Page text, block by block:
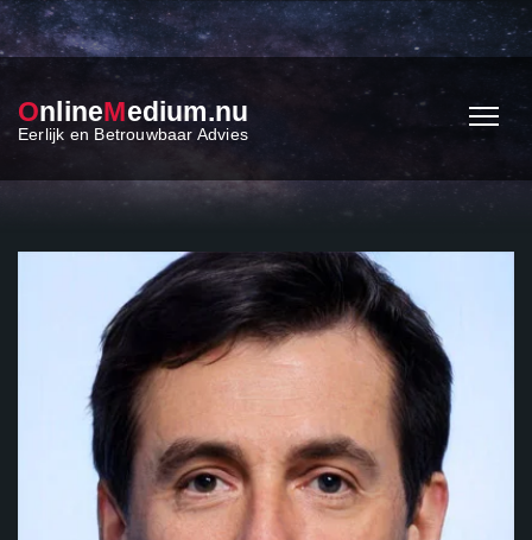
OnlineMedium.nu
Eerlijk en Betrouwbaar Advies